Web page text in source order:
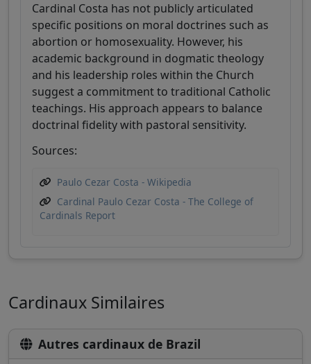
Cardinal Costa has not publicly articulated
specific positions on moral doctrines such as
abortion or homosexuality. However, his
academic background in dogmatic theology
and his leadership roles within the Church
suggest a commitment to traditional Catholic
teachings. His approach appears to balance
doctrinal fidelity with pastoral sensitivity.
Sources:
Paulo Cezar Costa - Wikipedia
Cardinal Paulo Cezar Costa - The College of
Cardinals Report
Cardinaux Similaires
Autres cardinaux de Brazil